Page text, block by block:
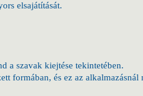
elsajátítását.
a szavak kiejtése tekintetében.
formában, és ez az alkalmazásnál